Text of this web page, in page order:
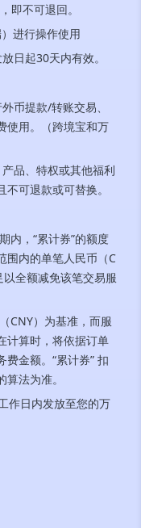
即不可退回。
进行操作使用
日起30天内有效。
币提款/转账交易、
使用。（跨境宝和万
品、特权或其他福利
可退款或可替换。
内，“累计券”的额度
围内的单笔人民币（C
全额减免该笔交易服
CNY）为基准，而服
计算时，将依据订单
金额。“累计券” 扣
法为准。
作日内发放至您的万